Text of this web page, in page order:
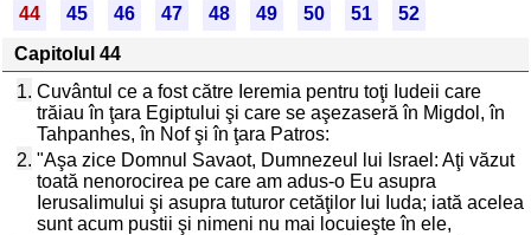
44 45 46 47 48 49 50 51
52
Capitolul 44
1. Cuvântul ce a fost către Ieremia pentru toţi Iudeii care
trăiau în ţara Egiptului şi care se aşezaseră în Migdol, în
Tahpanhes, în Nof şi în ţara Patros:
2. "Aşa zice Domnul Savaot, Dumnezeul lui Israel: Aţi văzut
toată nenorocirea pe care am adus-o Eu asupra
Ierusalimului şi asupra tuturor cetăţilor lui Iuda; iată acelea
sunt acum pustii şi nimeni nu mai locuieşte în ele,